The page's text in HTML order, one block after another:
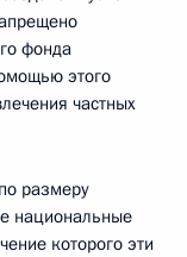
фонда
этого
частных
размеру
национальные
которого эти